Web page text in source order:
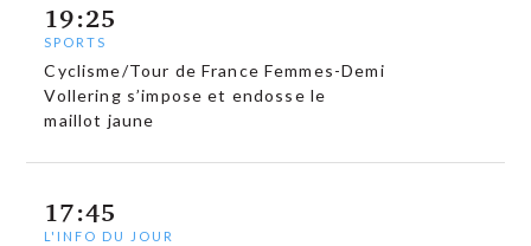
19:25
SPORTS
Cyclisme/Tour de France Femmes-Demi
Vollering s’impose et endosse le
maillot jaune
17:45
L'INFO DU JOUR